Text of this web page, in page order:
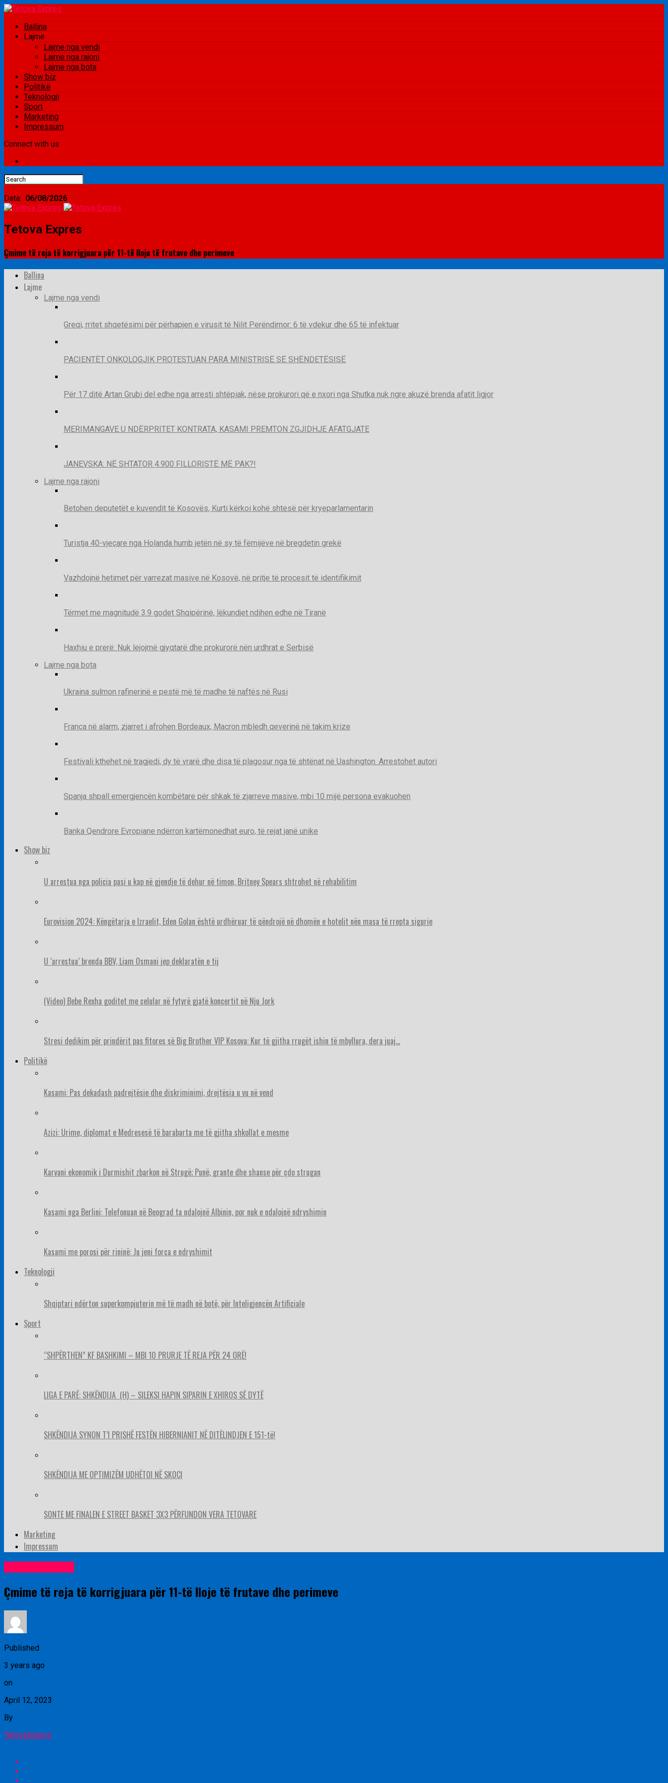
Ballina
Lajme
Lajme nga vendi
Lajme nga rajoni
Lajme nga bota
Show biz
Politikë
Teknologji
Sport
Marketing
Impressum
Connect with us
Data: 06/08/2026
Tetova Expres
Çmime të reja të korrigjuara për 11-të lloje të frutave dhe perimeve
Ballina
Lajme
Lajme nga vendi
Greqi, rritet shqetësimi për përhapjen e virusit të Nilit Perëndimor: 6 të vdekur dhe 65 të infektuar
PACIENTËT ONKOLOGJIK PROTESTUAN PARA MINISTRISË SË SHËNDETËSISË
Për 17 ditë Artan Grubi del edhe nga arresti shtëpiak, nëse prokurori që e nxori nga Shutka nuk ngre akuzë brenda afatit ligjor
MERIMANGAVE U NDËRPRITET KONTRATA, KASAMI PREMTON ZGJIDHJE AFATGJATE
JANEVSKA: NË SHTATOR 4.900 FILLORISTË MË PAK?!
Lajme nga rajoni
Betohen deputetët e kuvendit të Kosovës, Kurti kërkoi kohë shtesë për kryeparlamentarin
Turistja 40-vjeçare nga Holanda humb jetën në sy të fëmijëve në bregdetin grekë
Vazhdojnë hetimet për varrezat masive në Kosovë, në pritje të procesit të identifikimit
Tërmet me magnitudë 3.9 godet Shqipërinë, lëkundjet ndihen edhe në Tiranë
Haxhiu e prerë: Nuk lejojmë gjyqtarë dhe prokurorë nën urdhrat e Serbisë
Lajme nga bota
Ukraina sulmon rafinerinë e pestë më të madhe të naftës në Rusi
Franca në alarm, zjarret i afrohen Bordeaux, Macron mbledh qeverinë në takim krize
Festivali kthehet në tragjedi, dy të vrarë dhe disa të plagosur nga të shtënat në Uashington. Arrestohet autori
Spanja shpall emergjencën kombëtare për shkak të zjarreve masive, mbi 10 mijë persona evakuohen
Banka Qendrore Evropiane ndërron kartëmonedhat euro, të rejat janë unike
Show biz
U arrestua nga policia pasi u kap në gjendje të dehur në timon, Britney Spears shtrohet në rehabilitim
Eurovision 2024: Këngëtarja e Izraelit, Eden Golan është urdhëruar të qëndrojë në dhomën e hotelit nën masa të rrepta sigurie
U ‘arrestua’ brenda BBV, Liam Osmani jep deklaratën e tij
(Video) Bebe Rexha goditet me celular në fytyrë gjatë koncertit në Nju Jork
Stresi dedikim për prindërit pas fitores së Big Brother VIP Kosova: Kur të gjitha rrugët ishin të mbyllura, dera juaj…
Politikë
Kasami: Pas dekadash padrejtësie dhe diskriminimi, drejtësia u vu në vend
Azizi: Urime, diplomat e Medresesë të barabarta me të gjitha shkollat e mesme
Karvani ekonomik i Durmishit zbarkon në Strugë; Punë, grante dhe shanse për çdo strugan
Kasami nga Berlini: Telefonuan në Beograd ta ndalojnë Albinin, por nuk e ndalojnë ndryshimin
Kasami me porosi për rininë: Ju jeni forca e ndryshimit
Teknologji
Shqiptari ndërton superkompjuterin më të madh në botë, për Inteligjencën Artificiale
Sport
“SHPËRTHEN” KF BASHKIMI – MBI 10 PRURJE TË REJA PËR 24 ORË!
LIGA E PARË: SHKËNDIJA (H) – SILEKSI HAPIN SIPARIN E XHIROS SË DYTË
SHKËNDIJA SYNON T’I PRISHË FESTËN HIBERNIANIT NË DITËLINDJEN E 151-të!
SHKËNDIJA ME OPTIMIZËM UDHËTOI NË SKOCI
SONTE ME FINALEN E STREET BASKET 3X3 PËRFUNDON VERA TETOVARE
Marketing
Impressum
Çmime të reja të korrigjuara për 11-të lloje të frutave dhe perimeve
Published
3 years ago
on
April 12, 2023
By
TetovaExpres